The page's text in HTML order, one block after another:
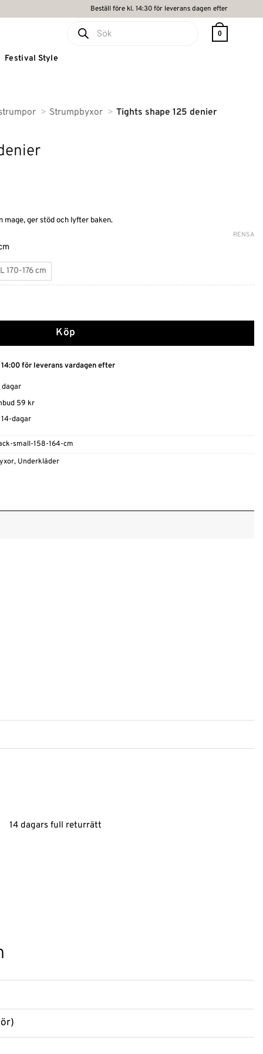
Beställ före kl. 14:30 för leverans dagen efter
0
Festival Style
Strumpbyxor Tights shape 125 denier
mage, ger stöd och lyfter baken.
L 170-176 cm
RENSA
Köp
för leverans vardagen efter
59 kr
dagar
small-158-164-cm
, Underkläder
14 dagars full returrätt